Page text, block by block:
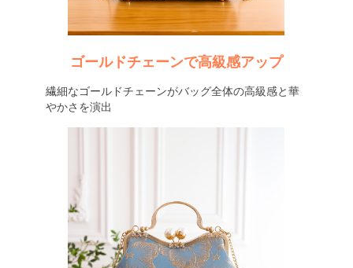
ゴールドチェーンで高級感アップ
繊細なゴールドチェーンがバッグ全体の高級感と華
やかさを演出